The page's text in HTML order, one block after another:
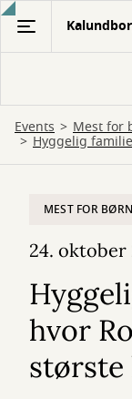
Gå
hovedindhold
Events Mest for
Hyggelig
MEST FOR
24. oktober
hvor
største